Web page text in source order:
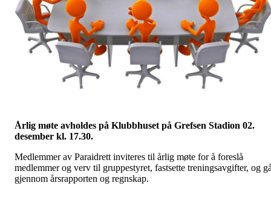
Årlig møte avholdes på Klubbhuset på Grefsen Stadion 02.
desember kl. 17.30.
Medlemmer av Paraidrett inviteres til årlig møte for å foreslå
medlemmer og verv til gruppestyret, fastsette treningsavgifter, og
gjennom årsrapporten og regnskap.